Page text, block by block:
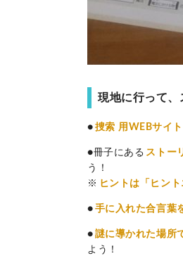
現地に行って、
● 捜索 用WEBサイ
●冊子にある ストー
う！
※ ヒントは「ヒン
● 手に入れた合言葉
● 謎に導かれた場所
よう！